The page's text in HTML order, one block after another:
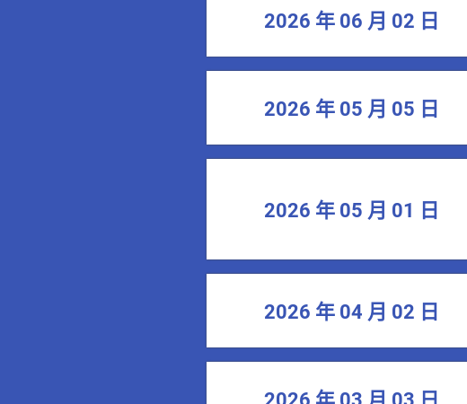
2026 年 06 月 02 日
2026 年 05 月 05 日
2026 年 05 月 01 日
2026 年 04 月 02 日